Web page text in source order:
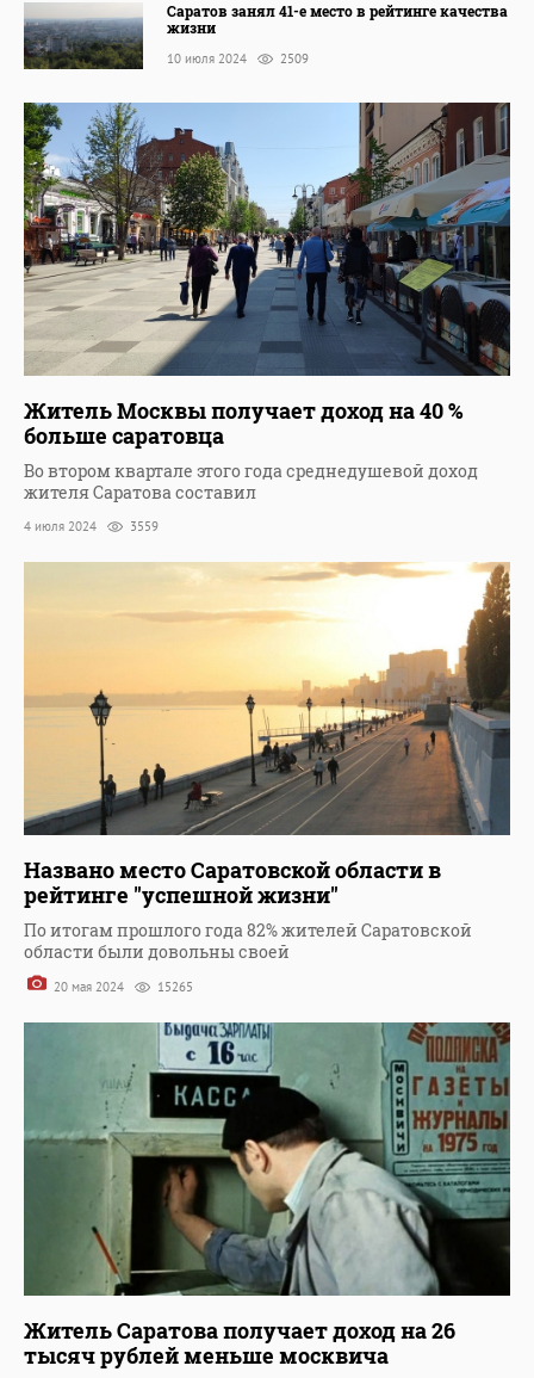
Саратов занял 41-е место в рейтинге качества
жизни
10 июля 2024 2509
Житель Москвы получает доход на 40 %
больше саратовца
Во втором квартале этого года среднедушевой доход
жителя Саратова составил
4 июля 2024 3559
Названо место Саратовской области в
рейтинге "успешной жизни"
По итогам прошлого года 82% жителей Саратовской
области были довольны своей
20 мая 2024 15265
Житель Саратова получает доход на 26
тысяч рублей меньше москвича